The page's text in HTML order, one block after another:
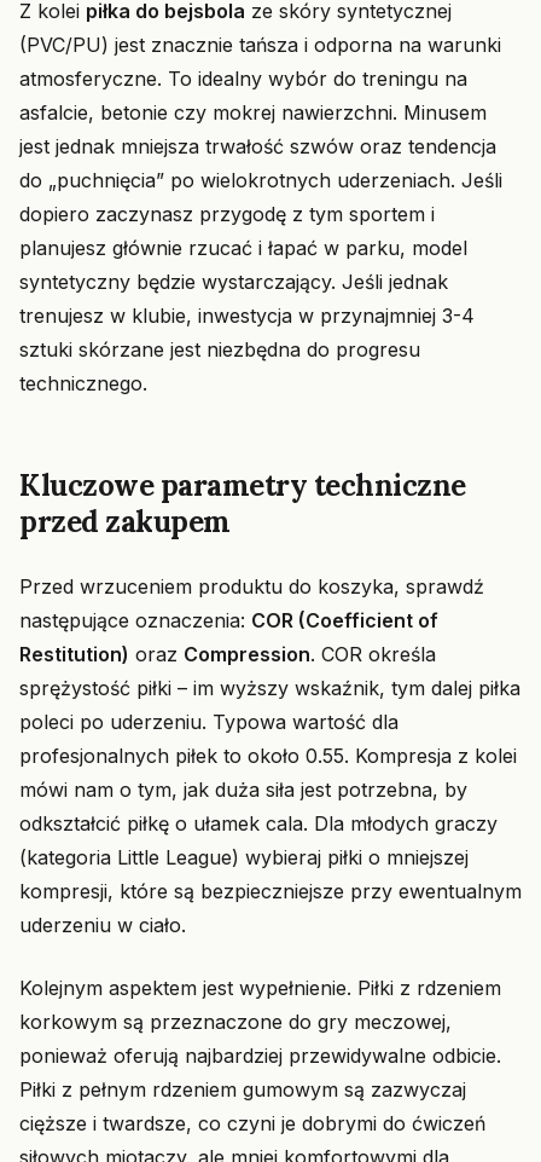
Z kolei piłka do bejsbola ze skóry syntetycznej
(PVC/PU) jest znacznie tańsza i odporna na warunki
atmosferyczne. To idealny wybór do treningu na
asfalcie, betonie czy mokrej nawierzchni. Minusem
jest jednak mniejsza trwałość szwów oraz tendencja
do „puchnięcia” po wielokrotnych uderzeniach. Jeśli
dopiero zaczynasz przygodę z tym sportem i
planujesz głównie rzucać i łapać w parku, model
syntetyczny będzie wystarczający. Jeśli jednak
trenujesz w klubie, inwestycja w przynajmniej 3-4
sztuki skórzane jest niezbędna do progresu
technicznego.
Kluczowe parametry techniczne
przed zakupem
Przed wrzuceniem produktu do koszyka, sprawdź
następujące oznaczenia: COR (Coefficient of
Restitution) oraz Compression. COR określa
sprężystość piłki – im wyższy wskaźnik, tym dalej piłka
poleci po uderzeniu. Typowa wartość dla
profesjonalnych piłek to około 0.55. Kompresja z kolei
mówi nam o tym, jak duża siła jest potrzebna, by
odkształcić piłkę o ułamek cala. Dla młodych graczy
(kategoria Little League) wybieraj piłki o mniejszej
kompresji, które są bezpieczniejsze przy ewentualnym
uderzeniu w ciało.
Kolejnym aspektem jest wypełnienie. Piłki z rdzeniem
korkowym są przeznaczone do gry meczowej,
ponieważ oferują najbardziej przewidywalne odbicie.
Piłki z pełnym rdzeniem gumowym są zazwyczaj
cięższe i twardsze, co czyni je dobrymi do ćwiczeń